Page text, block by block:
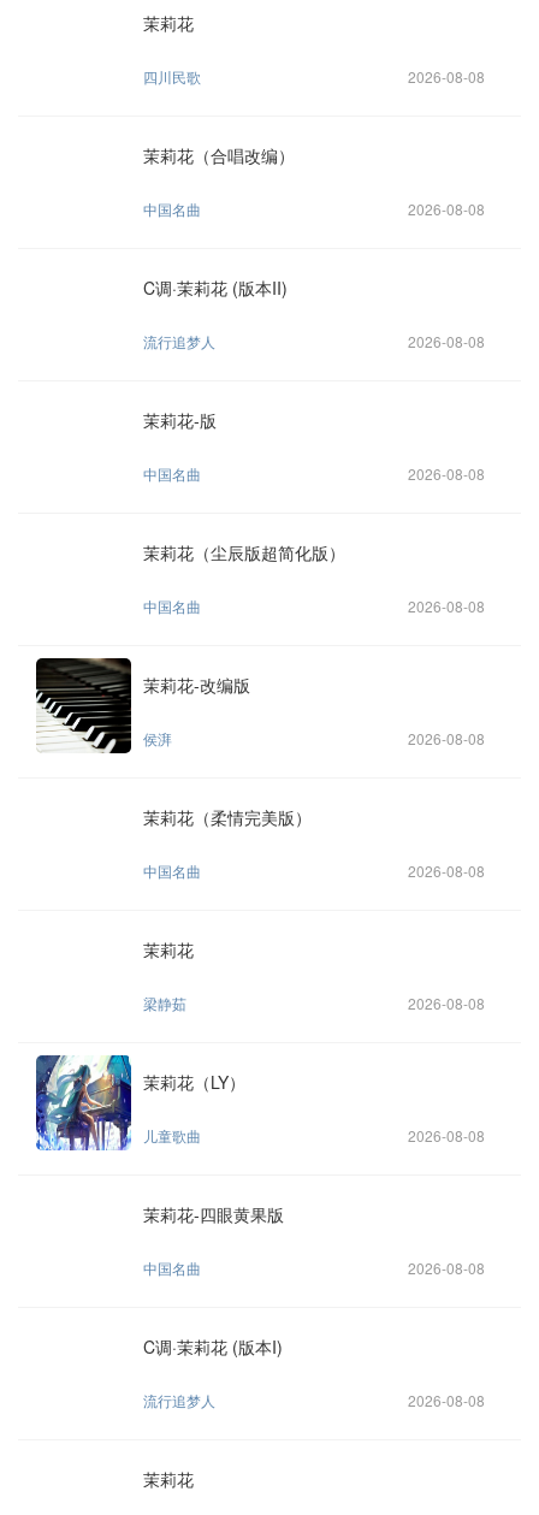
茉莉花
四川民歌 2026-08-08
茉莉花（合唱改编）
中国名曲 2026-08-08
C调·茉莉花 (版本II)
流行追梦人 2026-08-08
茉莉花-版
中国名曲 2026-08-08
茉莉花（尘辰版超简化版）
中国名曲 2026-08-08
茉莉花-改编版
侯湃 2026-08-08
茉莉花（柔情完美版）
中国名曲 2026-08-08
茉莉花
梁静茹 2026-08-08
茉莉花（LY）
儿童歌曲 2026-08-08
茉莉花-四眼黄果版
中国名曲 2026-08-08
C调·茉莉花 (版本I)
流行追梦人 2026-08-08
茉莉花